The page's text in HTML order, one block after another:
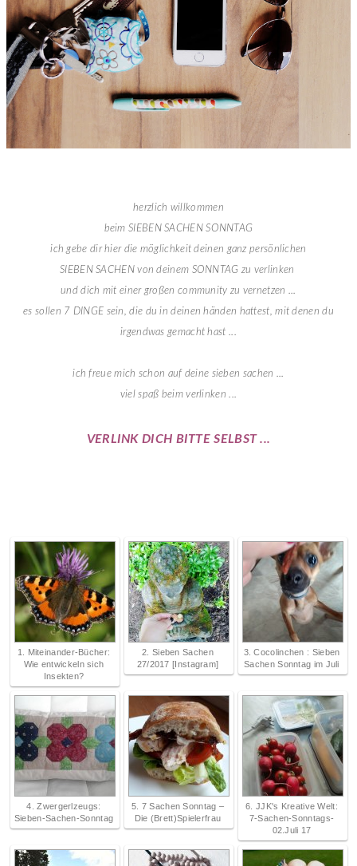
herzlich willkommen
beim SIEBEN SACHEN SONNTAG
ich gebe dir hier die möglichkeit deinen ganz persönlichen
SIEBEN SACHEN von deinem SONNTAG zu verlinken
und dich mit einer großen community zu vernetzen ...
es sollen 7 DINGE sein, die du in deinen händen hattest, mit denen du
irgendwas gemacht hast ...
ich freue mich schon auf deine sieben sachen ...
viel spaß beim verlinken ...
VERLINK DICH BITTE SELBST ...
1. Miteinander-Bücher:
Wie entwickeln sich
Insekten?
2. Sieben Sachen
27/2017 [Instagram]
3. Cocolinchen : Sieben
Sachen Sonntag im Juli
4. Zwergerlzeugs:
Sieben-Sachen-Sonntag
5. 7 Sachen Sonntag –
Die (Brett)Spielerfrau
6. JJK's Kreative Welt:
7-Sachen-Sonntags-
02.Juli 17